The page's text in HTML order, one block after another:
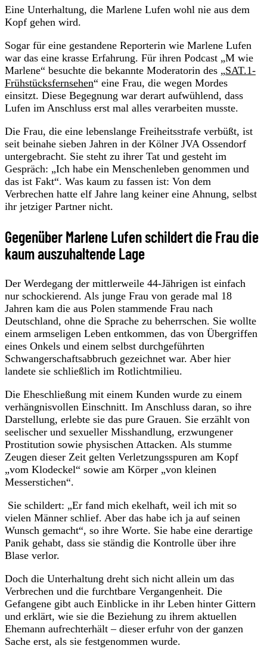
Eine Unterhaltung, die Marlene Lufen wohl nie aus dem
Kopf gehen wird.
Sogar für eine gestandene Reporterin wie Marlene Lufen
war das eine krasse Erfahrung. Für ihren Podcast „M wie
Marlene“ besuchte die bekannte Moderatorin des „SAT.1-
Frühstücksfernsehen“ eine Frau, die wegen Mordes
einsitzt. Diese Begegnung war derart aufwühlend, dass
Lufen im Anschluss erst mal alles verarbeiten musste.
Die Frau, die eine lebenslange Freiheitsstrafe verbüßt, ist
seit beinahe sieben Jahren in der Kölner JVA Ossendorf
untergebracht. Sie steht zu ihrer Tat und gesteht im
Gespräch: „Ich habe ein Menschenleben genommen und
das ist Fakt“. Was kaum zu fassen ist: Von dem
Verbrechen hatte elf Jahre lang keiner eine Ahnung, selbst
ihr jetziger Partner nicht.
Gegenüber Marlene Lufen schildert die Frau die
kaum auszuhaltende Lage
Der Werdegang der mittlerweile 44-Jährigen ist einfach
nur schockierend. Als junge Frau von gerade mal 18
Jahren kam die aus Polen stammende Frau nach
Deutschland, ohne die Sprache zu beherrschen. Sie wollte
einem armseligen Leben entkommen, das von Übergriffen
eines Onkels und einem selbst durchgeführten
Schwangerschaftsabbruch gezeichnet war. Aber hier
landete sie schließlich im Rotlichtmilieu.
Die Eheschließung mit einem Kunden wurde zu einem
verhängnisvollen Einschnitt. Im Anschluss daran, so ihre
Darstellung, erlebte sie das pure Grauen. Sie erzählt von
seelischer und sexueller Misshandlung, erzwungener
Prostitution sowie physischen Attacken. Als stumme
Zeugen dieser Zeit gelten Verletzungsspuren am Kopf
„vom Klodeckel“ sowie am Körper „von kleinen
Messerstichen“.
Sie schildert: „Er fand mich ekelhaft, weil ich mit so
vielen Männer schlief. Aber das habe ich ja auf seinen
Wunsch gemacht“, so ihre Worte. Sie habe eine derartige
Panik gehabt, dass sie ständig die Kontrolle über ihre
Blase verlor.
Doch die Unterhaltung dreht sich nicht allein um das
Verbrechen und die furchtbare Vergangenheit. Die
Gefangene gibt auch Einblicke in ihr Leben hinter Gittern
und erklärt, wie sie die Beziehung zu ihrem aktuellen
Ehemann aufrechterhält – dieser erfuhr von der ganzen
Sache erst, als sie festgenommen wurde.